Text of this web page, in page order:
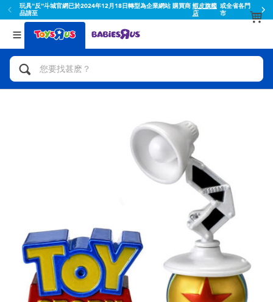
玩具"反"斗城官網已於2024年12月18日轉型為企業網站 購買商
品請至
蝦皮旗艦
店
或全省各門
市
返回
分類目錄
人氣英雄,角色扮演,射擊玩具
拼砌組合及樂高LEGO
玩具車,貨車,火車及遙控系列
娃娃, 芭比,收藏公仔
電子玩具
返回
品牌
Toy Story玩具總動員
playpop
LEGO樂高